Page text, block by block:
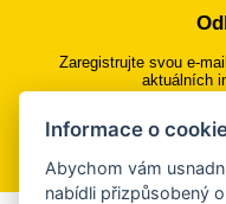
Zaregistrujte svou e-
aktuálních
Informace o
Abychom vám
nabídli přizpůsobený